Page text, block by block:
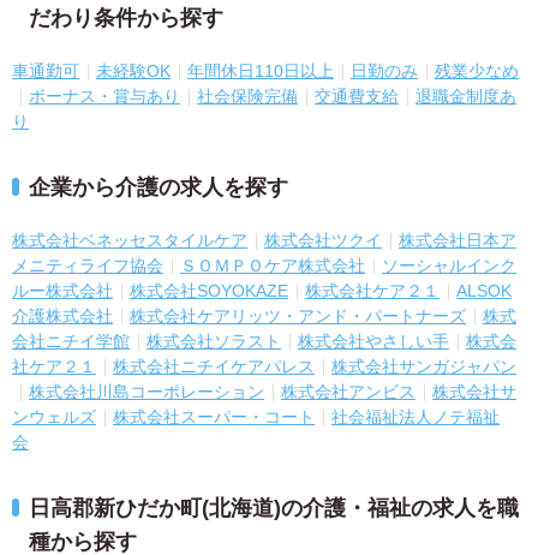
だわり条件から探す
車通勤可 未経験OK 年間休日110日以上 日勤のみ
残業少なめ
ボーナス・賞与あり
社会保険完備 交通費支給
退職金制度あ
り
企業から介護の求人を探す
株式会社ベネッセスタイルケア 株式会社ツクイ
株式会社日本ア
メニティライフ協会
ＳＯＭＰＯケア株式会社
ソーシャルインク
ルー株式会社
株式会社SOYOKAZE 株式会社ケア２１
ALSOK
介護株式会社
株式会社ケアリッツ・アンド・パートナーズ
株式
会社ニチイ学館
株式会社ソラスト 株式会社やさしい手
株式会
社ケア２１
株式会社ニチイケアパレス
株式会社サンガジャパン
株式会社川島コーポレーション
株式会社アンビス
株式会社サ
ンウェルズ
株式会社スーパー・コート
社会福祉法人ノテ福祉
会
日高郡新ひだか町(北海道)の介護・福祉の求人を職
種から探す